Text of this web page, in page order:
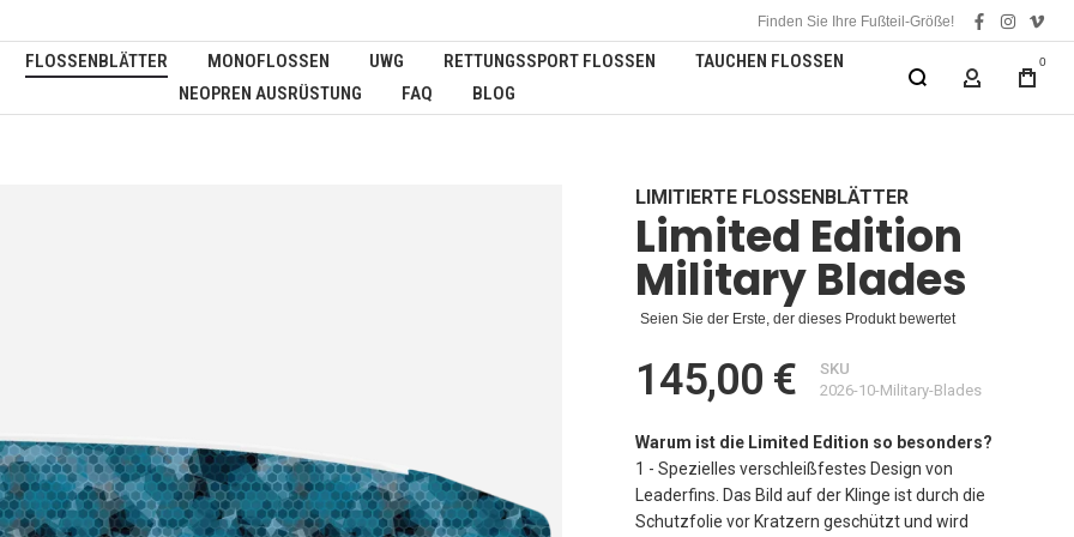
Finden Sie Ihre Fußteil-Größe!
facebook
FLOSSENBLÄTTER MONOFLOSSEN UWG RETTUNGSSPORT FLOSSEN
TAUCHEN FLOSSEN
NEOPREN AUSRÜSTUNG
FAQ BLOG MEIN
0
LIMITIERTE FLOSSENBLÄTTER
Limited Edition
Military Blades
Seien Sie der Erste, der dieses Produkt bewertet
145,00 €
SKU
2026-10-Military-Blades
Warum ist die Limited Edition so besonders?
1 - Spezielles verschleißfestes Design von
Leaderfins. Das Bild auf der Klinge ist durch die
Schutzfolie vor Kratzern geschützt und wird